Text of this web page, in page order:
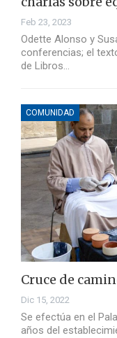
Feb 23, 2023
Odette Alonso y
conferencias; el
de Libros…
COMUNIDAD
Cruce de
Dic 15, 2022
Se efectúa en el
años del